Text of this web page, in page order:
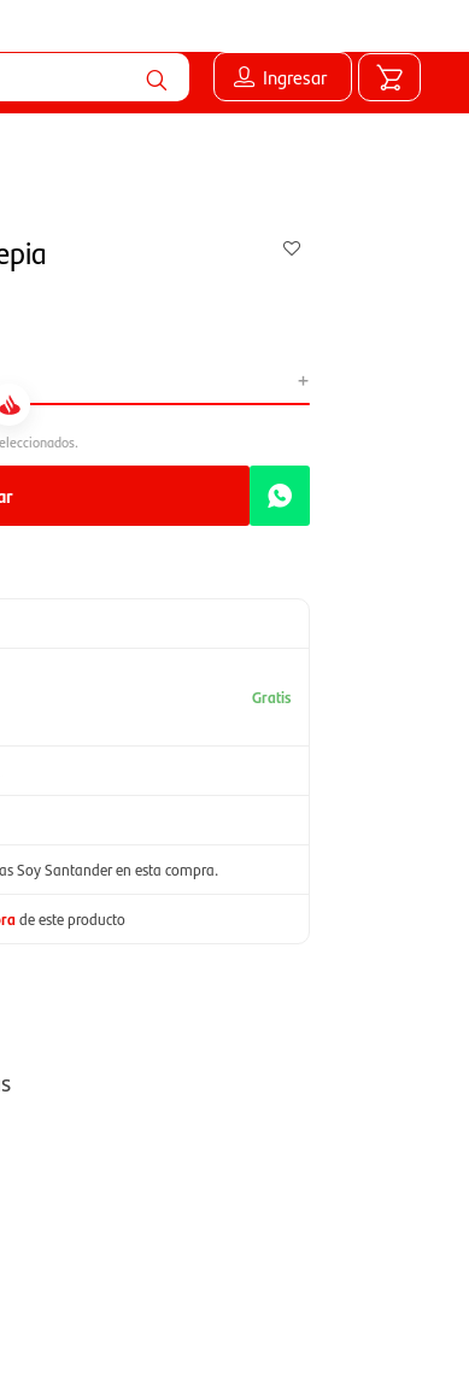
Ingresar
+
Gratis
Soy Santander en esta compra.
de este producto